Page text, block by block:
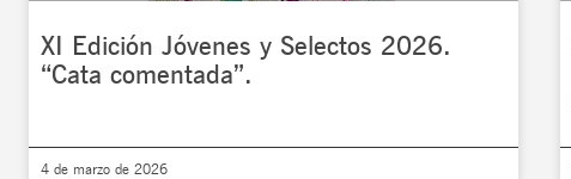
XI Edición Jóvenes y Selectos 2026.
“Cata comentada”.
4 de marzo de 2026